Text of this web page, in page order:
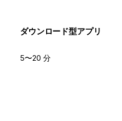
ダウンロード型アプリ
5〜20 分